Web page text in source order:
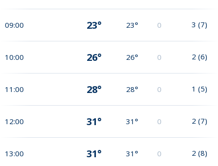
09:00 23° 23° 0 3 (7)
10:00 26° 26° 0 2 (6)
11:00 28° 28° 0 1 (5)
12:00 31° 31° 0 2 (7)
13:00 31° 31° 0 2 (8)